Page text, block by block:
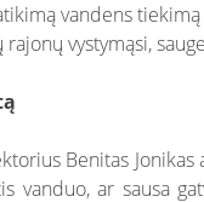
vandens
vystymąsi,
Benitas
vanduo, ar sausa